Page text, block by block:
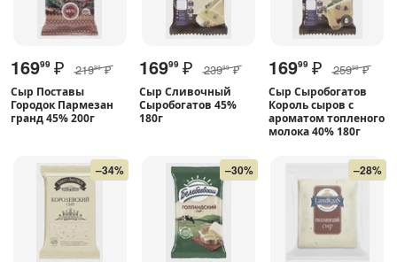
16999 ₽ 21999 ₽
Сыр Поставы
Городок Пармезан
гранд 45% 200г
16999 ₽ 23999 ₽
Сыр Сливочный
Сыробогатов 45%
180г
16999 ₽ 25999 ₽
Сыр Сыробогатов
Король сыров с
ароматом топленого
молока 40% 180г
–34% –30% –28%